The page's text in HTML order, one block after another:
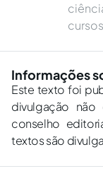
Informações
Este texto foi
divulgação
conselho
textos são